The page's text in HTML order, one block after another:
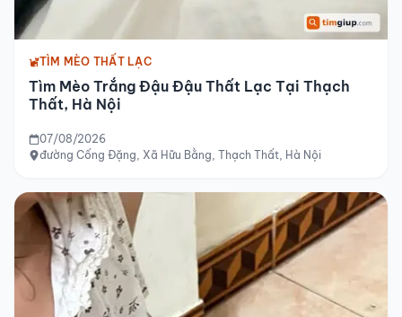
TÌM MÈO THẤT LẠC
Tìm Mèo Trắng Đậu Đậu Thất Lạc Tại Thạch
Thất, Hà Nội
07/08/2026
đường Cống Đặng, Xã Hữu Bằng, Thạch Thất, Hà Nội